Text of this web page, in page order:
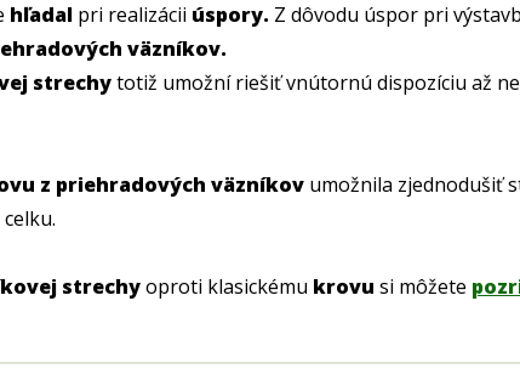
hľadalpri realizácii úspory. Z dôvodu úspor pri
väzníkov.
strechytotiž umožní riešiť vnútornú dispozíciu až
z priehradových väzníkovumožnila zjednodušiť
strechyoproti klasickému krovu si môžete